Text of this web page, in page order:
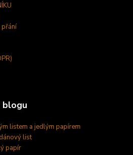
přání
blogu
listem a jedlým papírem
list
papír